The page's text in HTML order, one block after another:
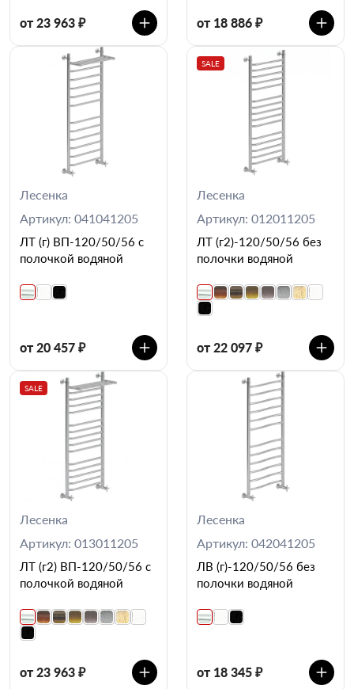
от 23 963 ₽ от 18 886 ₽
Лесенка
Артикул: 041041205
ЛТ (г) ВП-120/50/56 с
полочкой водяной
от 20 457 ₽
SALE
Лесенка
Артикул: 012011205
ЛТ (г2)-120/50/56 без
полочки водяной
от 22 097 ₽
SALE
Лесенка
Артикул: 013011205
ЛТ (г2) ВП-120/50/56 с
полочкой водяной
от 23 963 ₽
Лесенка
Артикул: 042041205
ЛВ (г)-120/50/56 без
полочки водяной
от 18 345 ₽